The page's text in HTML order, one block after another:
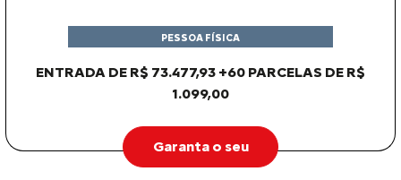
ENTRADA DE R$ 73.477,93 +60 PARCELAS DE R$
1.099,00
PESSOA FÍSICA
Garanta o seu